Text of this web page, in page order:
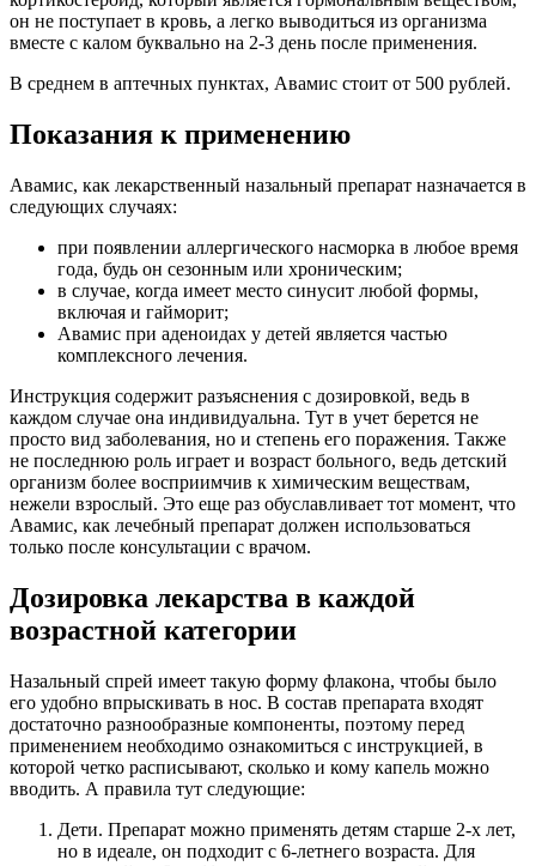
он не поступает в кровь, а легко выводиться из организма
вместе с калом буквально на 2-3 день после применения.
В среднем в аптечных пунктах, Авамис стоит от 500 рублей.
Показания к применению
Авамис, как лекарственный назальный препарат назначается в
следующих случаях:
при появлении аллергического насморка в любое время
года, будь он сезонным или хроническим;
в случае, когда имеет место синусит любой формы,
включая и гайморит;
Авамис при аденоидах у детей является частью
комплексного лечения.
Инструкция содержит разъяснения с дозировкой, ведь в
каждом случае она индивидуальна. Тут в учет берется не
просто вид заболевания, но и степень его поражения. Также
не последнюю роль играет и возраст больного, ведь детский
организм более восприимчив к химическим веществам,
нежели взрослый. Это еще раз обуславливает тот момент, что
Авамис, как лечебный препарат должен использоваться
только после консультации с врачом.
Дозировка лекарства в каждой
возрастной категории
Назальный спрей имеет такую форму флакона, чтобы было
его удобно впрыскивать в нос. В состав препарата входят
достаточно разнообразные компоненты, поэтому перед
применением необходимо ознакомиться с инструкцией, в
которой четко расписывают, сколько и кому капель можно
вводить. А правила тут следующие:
Дети. Препарат можно применять детям старше 2-х лет,
но в идеале, он подходит с 6-летнего возраста. Для